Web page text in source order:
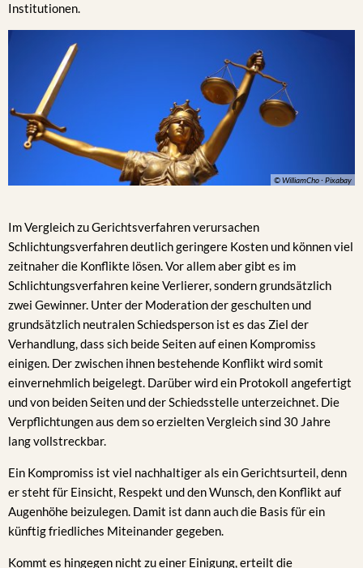
Institutionen.
© WilliamCho · Pixabay
Im Vergleich zu Gerichtsverfahren verursachen
Schlichtungsverfahren deutlich geringere Kosten und können viel
zeitnaher die Konflikte lösen. Vor allem aber gibt es im
Schlichtungsverfahren keine Verlierer, sondern grundsätzlich
zwei Gewinner. Unter der Moderation der geschulten und
grundsätzlich neutralen Schiedsperson ist es das Ziel der
Verhandlung, dass sich beide Seiten auf einen Kompromiss
einigen. Der zwischen ihnen bestehende Konflikt wird somit
einvernehmlich beigelegt. Darüber wird ein Protokoll angefertigt
und von beiden Seiten und der Schiedsstelle unterzeichnet. Die
Verpflichtungen aus dem so erzielten Vergleich sind 30 Jahre
lang vollstreckbar.
Ein Kompromiss ist viel nachhaltiger als ein Gerichtsurteil, denn
er steht für Einsicht, Respekt und den Wunsch, den Konflikt auf
Augenhöhe beizulegen. Damit ist dann auch die Basis für ein
künftig friedliches Miteinander gegeben.
Kommt es hingegen nicht zu einer Einigung, erteilt die